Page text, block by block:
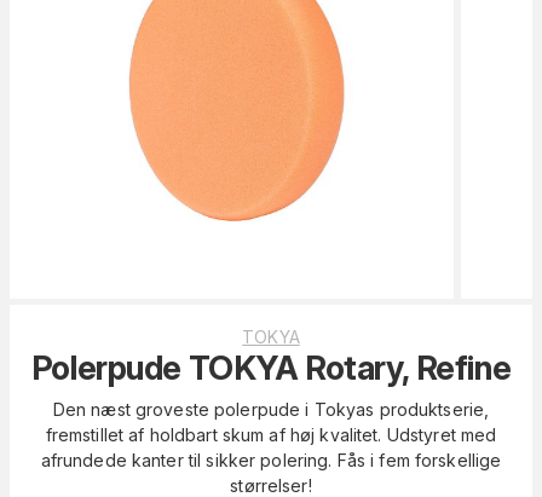
TOKYA
Polerpude TOKYA Rotary, Refine
Den næst groveste polerpude i Tokyas produktserie,
fremstillet af holdbart skum af høj kvalitet. Udstyret med
afrundede kanter til sikker polering. Fås i fem forskellige
størrelser!